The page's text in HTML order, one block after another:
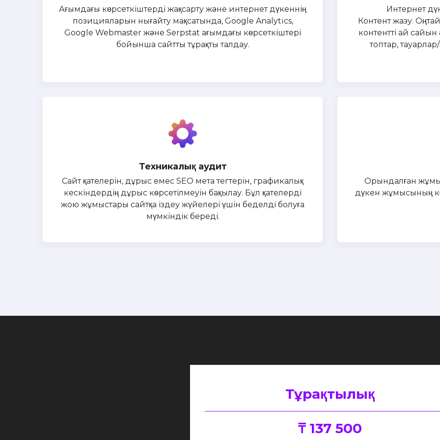
Ағымдағы көрсеткіштерді жақсарту және интернет дүкеннің
позицияларын нығайту мақсатында, Google Analytics,
Google Webmaster және Serpstat ағымдағы көрсеткіштері
бойынша сайтты тұрақты талдау.
Интернет
Контент жазу.
контентті ай сайын
топтар,
Техникалық аудит
Сайт қателерін, дұрыс емес SEO мета тегтерін, графикалық
кескіндердің дұрыс көрсетілмеуін бақылау. Бұл қателерді
жою жұмыстары сайтқа іздеу жүйелері үшін беделді болуға
мүмкіндік береді.
Орындалған
дүкен жұмысының
Тұрақтылық
₸ 137 500